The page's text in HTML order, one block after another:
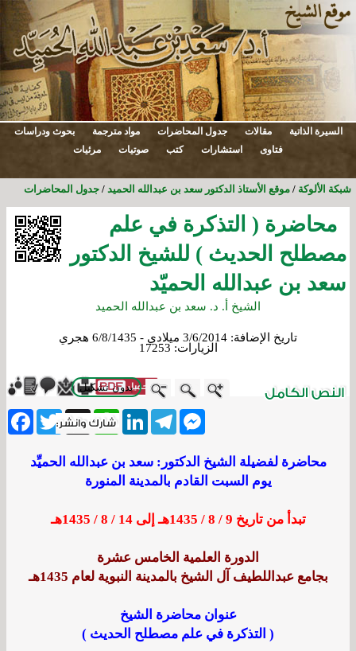
السيرة الذاتية مقالات جدول المحاضرات مواد مترجمة
بحوث ودراسات
فتاوى
استشارات كتب صوتيات مرئيات
شبكة الألوكة / موقع الأستاذ الدكتور سعد بن عبدالله الحميد / جدول المحاضرات
محاضرة ( التذكرة في علم
مصطلح الحديث ) للشيخ الدكتور
سعد بن عبدالله الحميّد
الشيخ أ. د. سعد بن عبدالله الحميد
تاريخ الإضافة: 3/6/2014 ميلادي - 6/8/1435 هجري
الزيارات: 17253
بدون تشكيل
Twitter X
WhatsApp
LinkedInTelegram
Messenger
محاضرة لفضيلة الشيخ الدكتور: سعد بن عبدالله الحميِّد
يوم السبت القادم بالمدينة المنورة
تبدأ من تاريخ 9 / 8 / 1435هـ إلى 14 / 8 / 1435هـ
الدورة العلمية الخامس عشرة
بجامع عبداللطيف آل الشيخ بالمدينة النبوية لعام 1435هـ
عنوان محاضرة الشيخ
( التذكرة في علم مصطلح الحديث )